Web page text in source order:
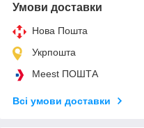
Умови доставки
Нова Пошта
Укрпошта
Meest ПОШТА
Всі умови доставки